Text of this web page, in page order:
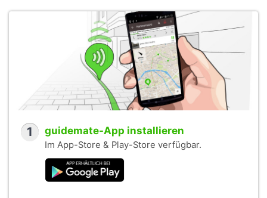
1 guidemate-App installieren
Im App-Store & Play-Store verfügbar.